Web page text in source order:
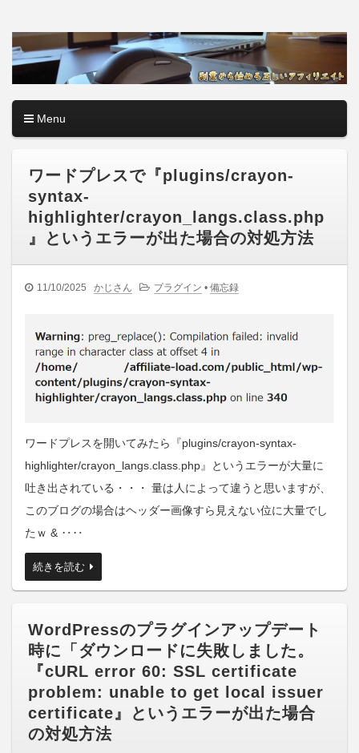
アフィリエイトロード【副
業から始める正しいアフィ
リエイト】
やり方を無料公開中。基礎講座からノウハウまでを当サイト
で記事として紹介しているので、パソコン初心者でも分かり
やすく解説しているので大丈夫＾＾
Menu
ワードプレスで『plugins/crayon-
syntax-
highlighter/crayon_langs.class.php
』というエラーが出た場合の対処方法
11/10/2025 かじさん プラグイン • 備忘録
ワードプレスを開いてみたら『plugins/crayon-syntax-
highlighter/crayon_langs.class.php』というエラーが大量に
吐き出されている・・・ 量は人によって違うと思いますが、
このブログの場合はヘッダー画像すら見えない位に大量でし
たｗ & ‥‥
続きを読む
WordPressのプラグインアップデート
時に「ダウンロードに失敗しました。
『cURL error 60: SSL certificate
problem: unable to get local issuer
certificate』というエラーが出た場合
の対処方法